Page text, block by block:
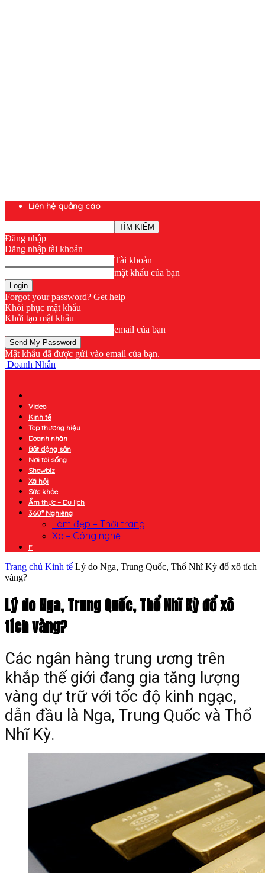
Liên hệ quảng cáo
Đăng nhập
Đăng nhập tài khoản
Tài khoản
mật khẩu của bạn
Forgot your password? Get help
Khôi phục mật khẩu
Khởi tạo mật khẩu
email của bạn
Mật khẩu đã được gửi vào email của bạn.
Doanh Nhân
Video
Kinh tế
Top thương hiệu
Doanh nhân
Bất động sản
Nơi tôi sống
Showbiz
Xã hội
Sức khỏe
Ẩm thực – Du lịch
360° Nghiêng
Làm đẹp – Thời trang
Xe – Công nghệ
F
Trang chủ Kinh tế Lý do Nga, Trung Quốc, Thổ Nhĩ Kỳ đổ xô tích
vàng?
Lý do Nga, Trung Quốc, Thổ Nhĩ Kỳ đổ xô
tích vàng?
Các ngân hàng trung ương trên
khắp thế giới đang gia tăng lượng
vàng dự trữ với tốc độ kinh ngạc,
dẫn đầu là Nga, Trung Quốc và Thổ
Nhĩ Kỳ.